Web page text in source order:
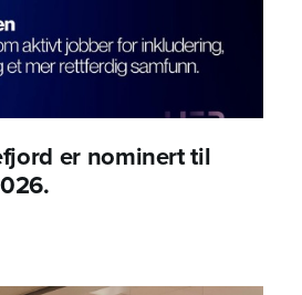
er nominert til